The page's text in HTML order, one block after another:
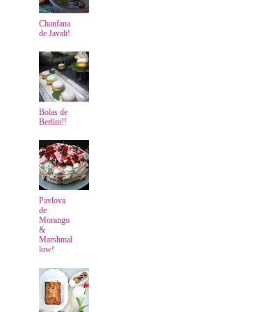
Chanfana
de Javali!
Bolas de
Berlim!!
Pavlova
de
Morango
&
Marshmal
low!